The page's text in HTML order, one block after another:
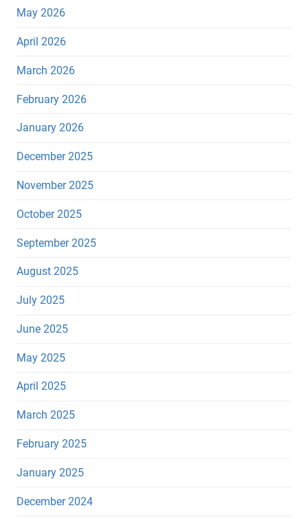
May 2026
April 2026
March 2026
February 2026
January 2026
December 2025
November 2025
October 2025
September 2025
August 2025
July 2025
June 2025
May 2025
April 2025
March 2025
February 2025
January 2025
December 2024